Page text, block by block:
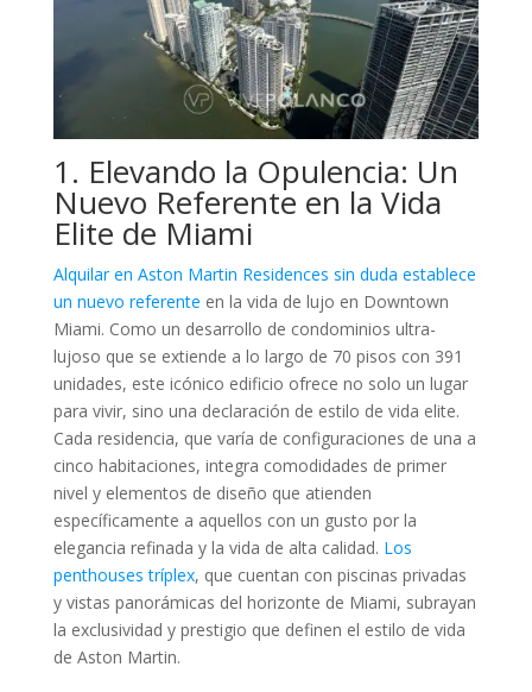
1. Elevando la Opulencia: Un
Nuevo Referente en la Vida
Elite de Miami
Alquilar en Aston Martin Residences sin duda establece
un nuevo referente en la vida de lujo en Downtown
Miami. Como un desarrollo de condominios ultra-
lujoso que se extiende a lo largo de 70 pisos con 391
unidades, este icónico edificio ofrece no solo un lugar
para vivir, sino una declaración de estilo de vida elite.
Cada residencia, que varía de configuraciones de una a
cinco habitaciones, integra comodidades de primer
nivel y elementos de diseño que atienden
específicamente a aquellos con un gusto por la
elegancia refinada y la vida de alta calidad. Los
penthouses tríplex, que cuentan con piscinas privadas
y vistas panorámicas del horizonte de Miami, subrayan
la exclusividad y prestigio que definen el estilo de vida
de Aston Martin.